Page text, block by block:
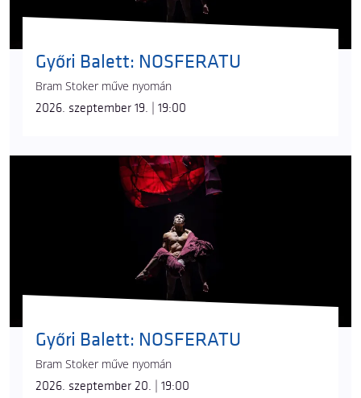
Győri Balett: NOSFERATU
Bram Stoker műve nyomán
2026. szeptember 19. | 19:00
Győri Balett: NOSFERATU
Bram Stoker műve nyomán
2026. szeptember 20. | 19:00